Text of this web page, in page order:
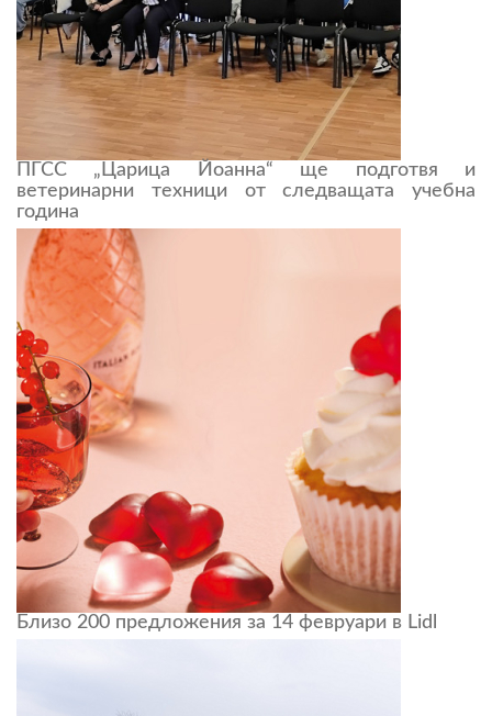
ПГСС „Царица Йоанна“ ще подготвя и
ветеринарни техници от следващата учебна
година
Близо 2­­­­00 предложения за 14 февруари в Lidl